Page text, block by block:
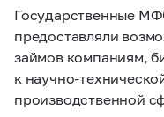
Государственные
предоставляли
займов компаниям,
к научно-
производственной